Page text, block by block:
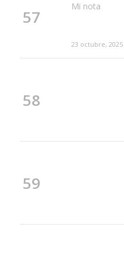
57 Mi nota
23 octubre, 2025
58
59